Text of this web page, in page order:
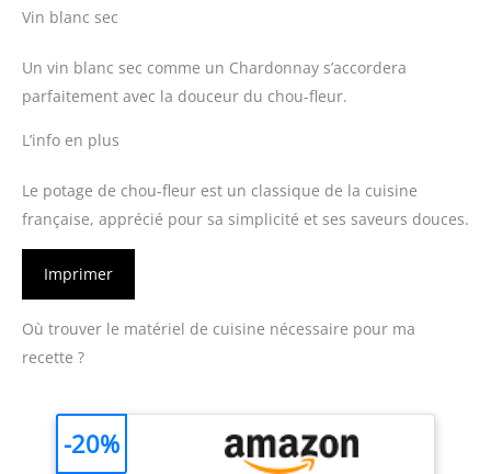
Vin blanc sec
Un vin blanc sec comme un Chardonnay s’accordera
parfaitement avec la douceur du chou-fleur.
L’info en plus
Le potage de chou-fleur est un classique de la cuisine
française, apprécié pour sa simplicité et ses saveurs douces.
Imprimer
Où trouver le matériel de cuisine nécessaire pour ma
recette ?
-20%